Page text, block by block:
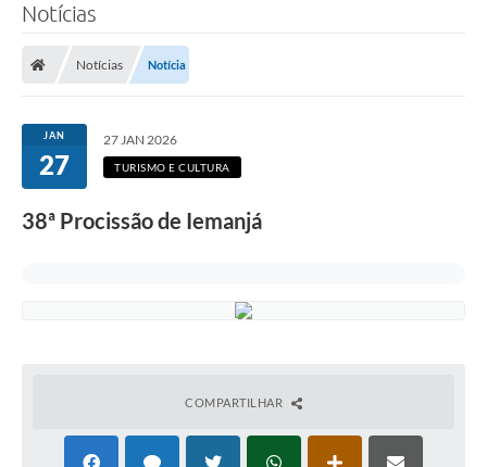
ACESSO À INFORMAÇÃO
Publicações Oficiais
Serviços ao Cidadão
Notícias
Notícias Notícia
JAN
27
27 JAN 2026
TURISMO E CULTURA
38ª Procissão de Iemanjá
COMPARTILHAR